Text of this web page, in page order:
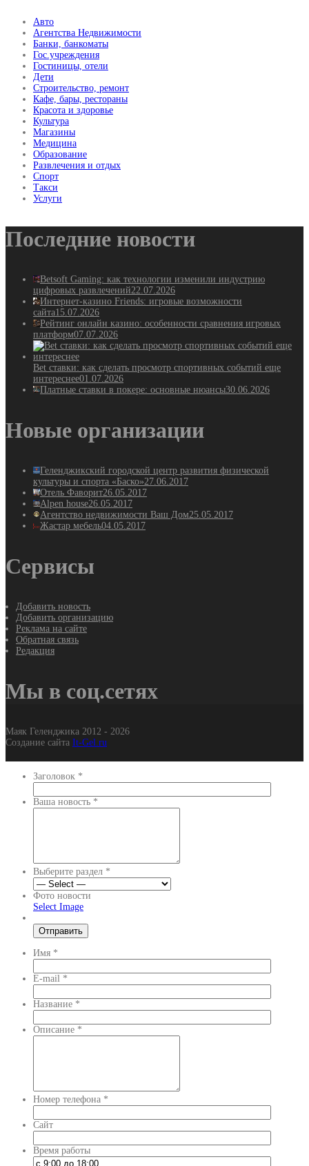
Авто
Агентства Недвижимости
Банки, банкоматы
Гос.учреждения
Гостиницы, отели
Дети
Строительство, ремонт
Кафе, бары, рестораны
Красота и здоровье
Культура
Магазины
Медицина
Образование
Развлечения и отдых
Спорт
Такси
Услуги
Последние новости
Betsoft Gaming: как технологии изменили индустрию
цифровых развлечений22.07.2026
Интернет-казино Friends: игровые возможности
сайта15.07.2026
Рейтинг онлайн казино: особенности сравнения игровых
платформ07.07.2026
Bet ставки: как сделать просмотр спортивных событий еще
интереснее01.07.2026
Платные ставки в покере: основные нюансы30.06.2026
Новые организации
Геленджикский городской центр развития физической
культуры и спорта «Баско»27.06.2017
Отель Фаворит26.05.2017
Alpen house26.05.2017
Агентство недвижимости Ваш Дом25.05.2017
Жастар мебель04.05.2017
Сервисы
Добавить новость
Добавить организацию
Реклама на сайте
Обратная связь
Редакция
Мы в соц.сетях
Маяк Геленджика 2012 - 2026
Создание сайта It-Gel.ru
Заголовок *
Ваша новость *
Выберите раздел *
Фото новости
Select Image
Имя *
E-mail *
Название *
Описание *
Номер телефона *
Сайт
Время работы